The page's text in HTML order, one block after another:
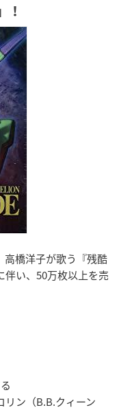
！
高橋洋子が歌う『残酷
伴い、50万枚以上を売
リン（B.B.クィーン